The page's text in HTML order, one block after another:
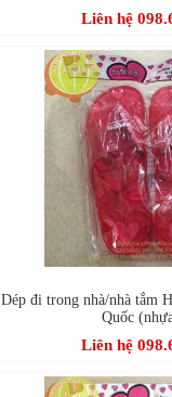
Liên hệ
Dép đi trong nhà/nhà tắm
Quốc
Liên hệ